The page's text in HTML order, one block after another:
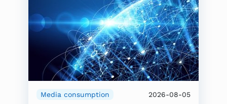
Media consumption 2026-08-05